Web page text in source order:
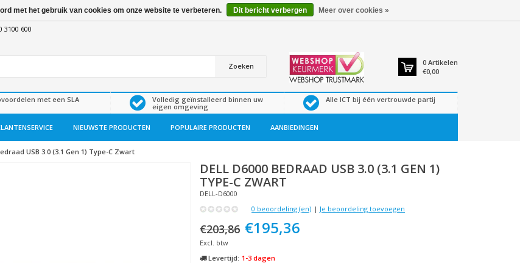
3100 600
Zoeken 0 Artikelen
€0,00
met een SLA
Volledig geïnstalleerd binnen uw
eigen omgeving
Alle ICT bij één vertrouwde partij
NIEUWSTE PRODUCTEN POPULAIRE PRODUCTEN AANBIEDINGEN
USB 3.0 (3.1 Gen 1) Type-C Zwart
DELL D6000 BEDRAAD USB 3.0 (3.1 GEN 1)
TYPE-C ZWART
DELL-D6000
0 beoordeling (en) | Je beoordeling toevoegen
€203,86 €195,36
Excl. btw
Levertijd: 1-3 dagen
met het gebruik van cookies om onze website te verbeteren. Dit bericht verbergen Meer over cookies »